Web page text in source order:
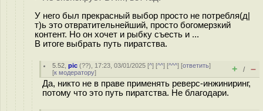
У него был прекрасный выбор просто не потребля(д|
т)ь это отвратительнейший, просто богомерзкий
контент. Но он хочет и рыбку съесть и ...
В итоге выбрать путь пиратства.
5.52 ,pic (??), 17:23, 03/01/2025 [^] [^^] [^^^] [ответить]
[к модератору] + / –
Да, никто не в праве применять реверс-инжиниринг,
потому что это путь пиратства. Не благодари.